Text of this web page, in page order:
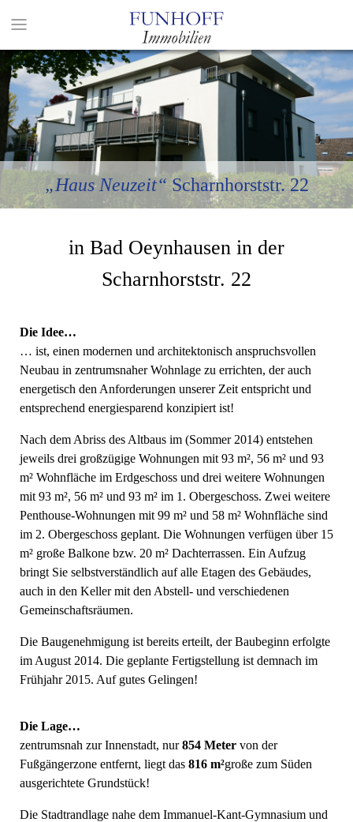
„Haus Neuzeit“Scharnhorststr. 22
in Bad Oeynhausen in der
Scharnhorststr. 22
Die Idee…
… ist, einen modernen und architektonisch anspruchsvollen
Neubau in zentrumsnaher Wohnlage zu errichten, der auch
energetisch den Anforderungen unserer Zeit entspricht und
entsprechend energiesparend konzipiert ist!
Nach dem Abriss des Altbaus im (Sommer 2014) entstehen
jeweils drei großzügige Wohnungen mit 93 m², 56 m² und 93
m² Wohnfläche im Erdgeschoss und drei weitere Wohnungen
mit 93 m², 56 m² und 93 m² im 1. Obergeschoss. Zwei weitere
Penthouse-Wohnungen mit 99 m² und 58 m² Wohnfläche sind
im 2. Obergeschoss geplant. Die Wohnungen verfügen über 15
m² große Balkone bzw. 20 m² Dachterrassen. Ein Aufzug
bringt Sie selbstverständlich auf alle Etagen des Gebäudes,
auch in den Keller mit den Abstell- und verschiedenen
Gemeinschaftsräumen.
Die Baugenehmigung ist bereits erteilt, der Baubeginn erfolgte
im August 2014. Die geplante Fertigstellung ist demnach im
Frühjahr 2015. Auf gutes Gelingen!
Die Lage…
zentrumsnah zur Innenstadt, nur854 Meter von der
Fußgängerzone entfernt, liegt das 816 m²große zum Süden
ausgerichtete Grundstück!
Die Stadtrandlage nahe dem Immanuel-Kant-Gymnasium und